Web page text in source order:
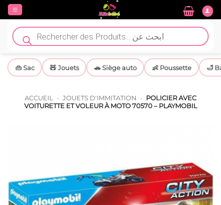
Passer
contenu
Recherche
de
produits
👜 Sac 🧸 Jouets 🚗 Siège auto 👶 Poussette 🛁
ACCUEIL - JOUETS D'IMMITATION - POLICIER AVEC
VOITURETTE ET VOLEUR À MOTO 70570 – PLAYMOBIL